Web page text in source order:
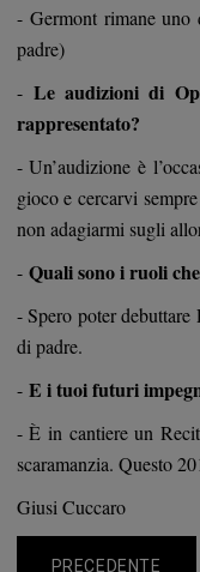
- Germont rimane uno
padre)
- Le audizioni di
rappresentato?
- Un’audizione è
gioco e cercarvi
non adagiarmi sugli
- Quali sono i ruoli
- Spero poter
di padre.
- E i tuoi futuri
- È in cantiere un
scaramanzia. Questo
Giusi Cuccaro
PRECEDENTE